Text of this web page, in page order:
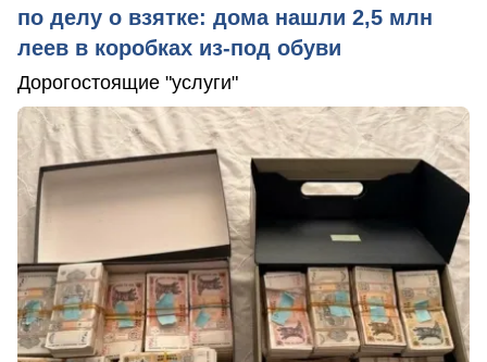
по делу о взятке: дома нашли 2,5 млн
леев в коробках из-под обуви
Дорогостоящие "услуги"